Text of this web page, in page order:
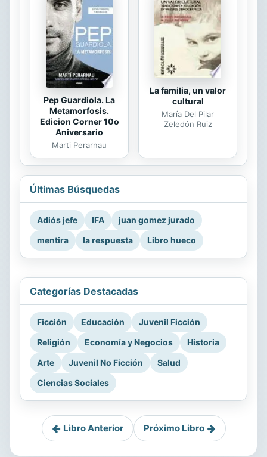
Pep Guardiola. La
Metamorfosis.
Edicion Corner 10o
Aniversario
Marti Perarnau
La familia, un valor
cultural
María Del Pilar
Zeledón Ruiz
Últimas Búsquedas
Adiós jefe IFA
juan gomez jurado
mentira
la respuesta Libro hueco
Categorías Destacadas
Ficción Educación
Juvenil Ficción
Religión
Economía y Negocios
Historia
Arte
Juvenil No Ficción
Salud
Ciencias Sociales
Libro Anterior Próximo Libro